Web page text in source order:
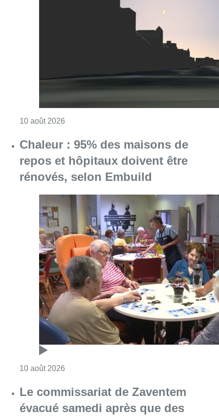
Chaleur : 95% des maisons de
repos et hôpitaux doivent être
rénovés, selon Embuild
10 août 2026Consulter l'article "Chaleur : 95% des
Le commissariat de Zaventem
évacué samedi après que des
riverains y ont amené une grenade